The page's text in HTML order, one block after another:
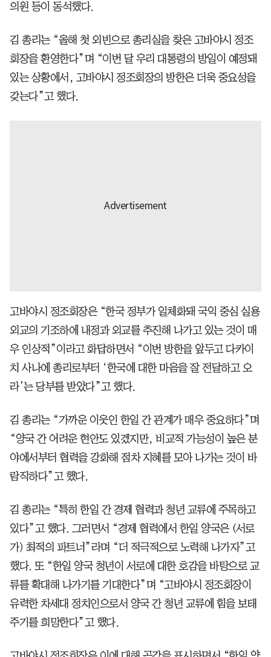
의원 등이 동석했다.
김 총리는 “올해 첫 외빈으로 총리실을 찾은 고바야시 정조
회장을 환영한다”며 “이번 달 우리 대통령의 방일이 예정돼
있는 상황에서, 고바야시 정조회장의 방한은 더욱 중요성을
갖는다”고 했다.
고바야시 정조회장은 “한국 정부가 일체화돼 국익 중심 실용
외교의 기조하에 내정과 외교를 추진해 나가고 있는 것이 매
우 인상적”이라고 화답하면서 “이번 방한을 앞두고 다카이
치 사나에 총리로부터 ‘한국에 대한 마음을 잘 전달하고 오
라’는 당부를 받았다”고 했다.
김 총리는 “가까운 이웃인 한일 간 관계가 매우 중요하다”며
“양국 간 어려운 현안도 있겠지만, 비교적 가능성이 높은 분
야에서부터 협력을 강화해 점차 지혜를 모아 나가는 것이 바
람직하다”고 했다.
김 총리는 “특히 한일 간 경제 협력과 청년 교류에 주목하고
있다”고 했다. 그러면서 “경제 협력에서 한일 양국은 (서로
가) 최적의 파트너”라며 “더 적극적으로 노력해 나가자”고
했다. 또 “한일 양국 청년이 서로에 대한 호감을 바탕으로 교
류를 확대해 나가기를 기대한다”며 “고바야시 정조회장이
유력한 차세대 정치인으로서 양국 간 청년 교류에 힘을 보태
주기를 희망한다”고 했다.